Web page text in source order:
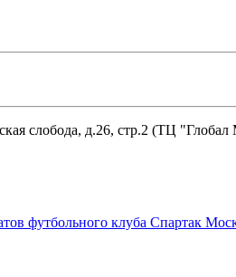
слобода, д.26, стр.2 (ТЦ